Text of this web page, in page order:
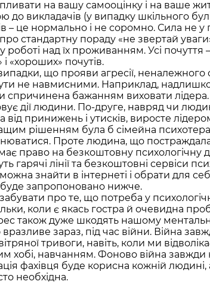
на вашу самооцінку і на ваше
до викладачів (у випадку шкільного
– це нормально і не соромно. Сила не
стандартну пораду «не звертай
роботі над їх проживанням. Усі
і «хороших» почутів.
що прояви агресії,
не навмисними. Наприклад,
спричинена бажанням виховати
дії людини. По-друге, навряд чи
від принижень і утисків, виросте
рішенням була б сімейна
Проте людина, що
право на безкоштовну психологічну
гарячі лінії та безкоштовні сервіси
знайти в інтернеті і обрати для
буде запропоновано нижче.
про те, що потреба у
коли є якась гостра й очевидна
також дуже шкодять нашому
зараз, під час війни. Війна
тривоги, навіть, коли ми
хобі, навчанням. Фоново війна завжди
фахівця буде корисна кожній людині,
необхідна.